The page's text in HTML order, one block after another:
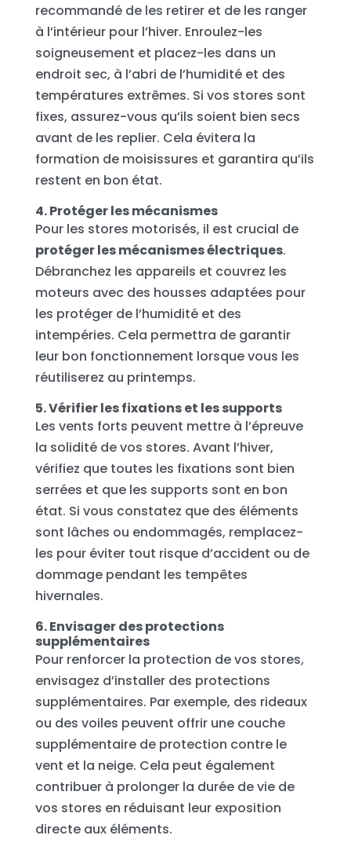
recommandé de les retirer et de les ranger
à l’intérieur pour l’hiver. Enroulez-les
soigneusement et placez-les dans un
endroit sec, à l’abri de l’humidité et des
températures extrêmes. Si vos stores sont
fixes, assurez-vous qu’ils soient bien secs
avant de les replier. Cela évitera la
formation de moisissures et garantira qu’ils
restent en bon état.
4. Protéger les mécanismes
Pour les stores motorisés, il est crucial de
protéger les mécanismes électriques.
Débranchez les appareils et couvrez les
moteurs avec des housses adaptées pour
les protéger de l’humidité et des
intempéries. Cela permettra de garantir
leur bon fonctionnement lorsque vous les
réutiliserez au printemps.
5. Vérifier les fixations et les supports
Les vents forts peuvent mettre à l’épreuve
la solidité de vos stores. Avant l’hiver,
vérifiez que toutes les fixations sont bien
serrées et que les supports sont en bon
état. Si vous constatez que des éléments
sont lâches ou endommagés, remplacez-
les pour éviter tout risque d’accident ou de
dommage pendant les tempêtes
hivernales.
6. Envisager des protections
supplémentaires
Pour renforcer la protection de vos stores,
envisagez d’installer des protections
supplémentaires. Par exemple, des rideaux
ou des voiles peuvent offrir une couche
supplémentaire de protection contre le
vent et la neige. Cela peut également
contribuer à prolonger la durée de vie de
vos stores en réduisant leur exposition
directe aux éléments.